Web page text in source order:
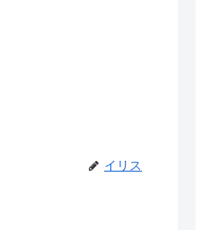
イリス